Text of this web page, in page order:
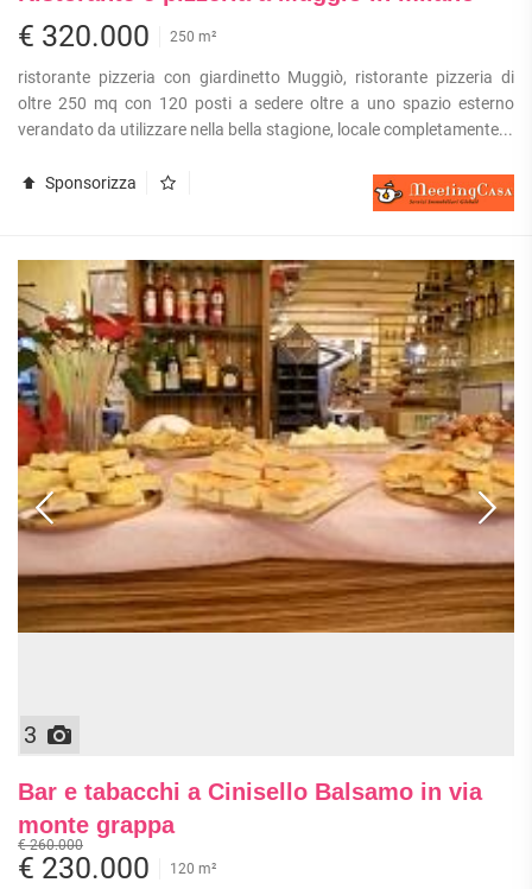
€ 320.000 250 m²
ristorante pizzeria con giardinetto Muggiò, ristorante pizzeria di
oltre 250 mq con 120 posti a sedere oltre a uno spazio esterno
verandato da utilizzare nella bella stagione, locale completamente...
Sponsorizza
3
Bar e tabacchi a Cinisello Balsamo in via
monte grappa
€ 260.000
€ 230.000 120 m²